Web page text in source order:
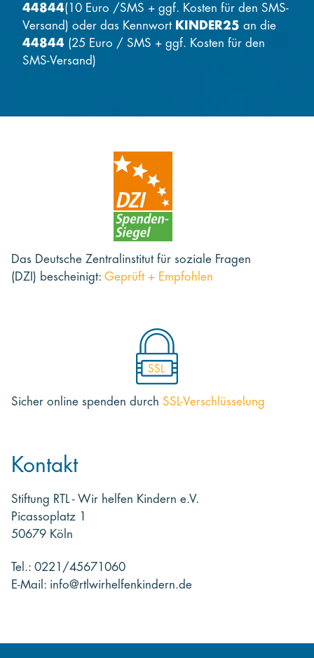
44844(10 Euro /SMS + ggf. Kosten für den SMS-
Versand) oder das Kennwort KINDER25 an die
44844 (25 Euro / SMS + ggf. Kosten für den
SMS-Versand)
Das Deutsche Zentralinstitut für soziale Fragen
(DZI) bescheinigt: Geprüft + Empfohlen
SSL
Sicher online spenden durch SSL-Verschlüsselung
Kontakt
Stiftung RTL - Wir helfen Kindern e.V.
Picassoplatz 1
50679 Köln
Tel.: 0221/45671060
E-Mail: info@rtlwirhelfenkindern.de